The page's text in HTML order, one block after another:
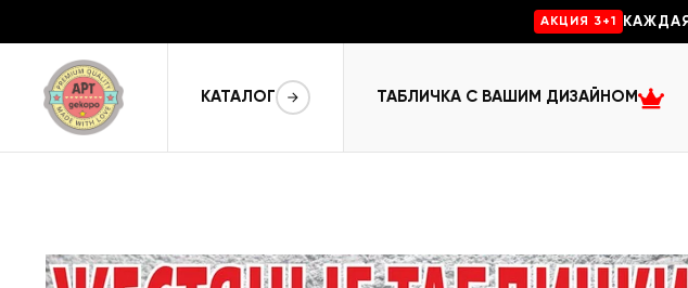
AKЦИЯ 3+1
КАТАЛОГ ТАБЛИЧКА С ВАШИМ ДИЗАЙНОМ